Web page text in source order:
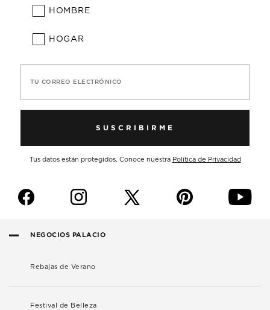
HOMBRE
HOGAR
TU CORREO ELECTRÓNICO
SUSCRIBIRME
Tus datos están protegidos. Conoce nuestra Política de Privacidad
f i p y
NEGOCIOS PALACIO
Rebajas de Verano
Festival de Belleza